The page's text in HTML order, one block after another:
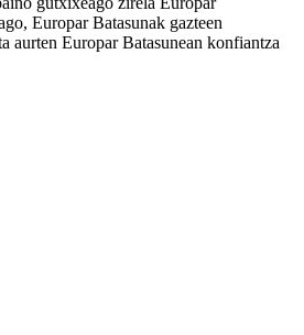
Europar Batasunak gazteen
aurten Europar Batasunean konfiantza